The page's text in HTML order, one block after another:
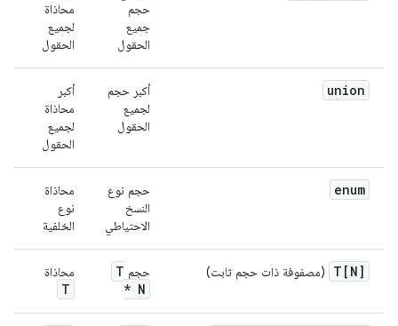
حجم
جميع
الحقول
محاذاة
لجميع
الحقول
union
أكبر حجم
لجميع
الحقول
أكبر
محاذاة
لجميع
الحقول
enum
حجم نوع
النسخ
الاحتياطي
محاذاة
نوع
الخلفية
T[N] (مصفوفة ذات حجم ثابت) حجم T
* N
محاذاة
T